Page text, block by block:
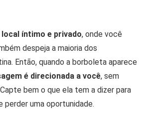
íntimo e privado, onde você
despeja a maioria dos
Então, quando a borboleta aparece
é direcionada a você, sem
bem o que ela tem a dizer para
perder uma oportunidade.